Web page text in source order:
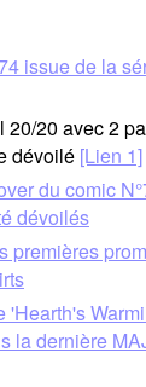
issue de la
20/20 avec 2
dévoilé [Lien 1]
du comic
dévoilés
premières
'Hearth's
la dernière